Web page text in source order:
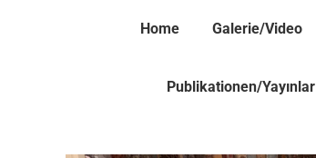
Home Galerie/Video
Publikationen/Yayınlar